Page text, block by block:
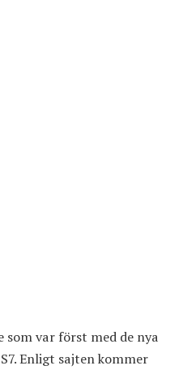
var först med de nya
Enligt sajten kommer